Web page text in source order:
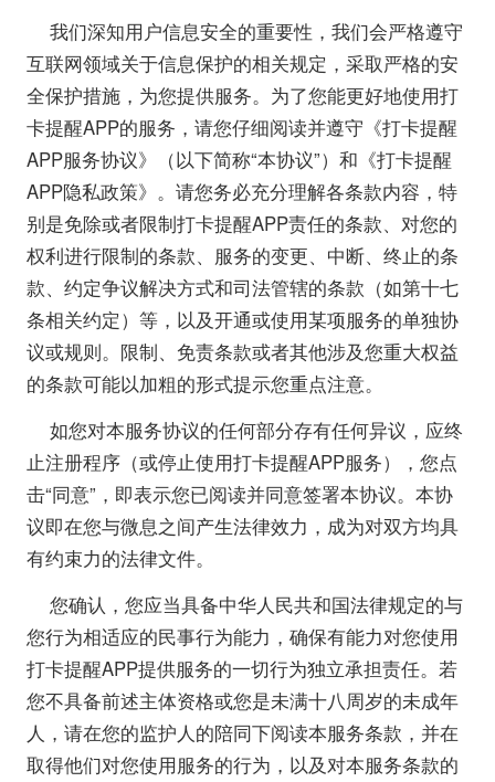
我们深知用户信息安全的重要性，我们会严格遵守
互联网领域关于信息保护的相关规定，采取严格的安
全保护措施，为您提供服务。为了您能更好地使用打
卡提醒APP的服务，请您仔细阅读并遵守《打卡提醒
APP服务协议》（以下简称“本协议”）和《打卡提醒
APP隐私政策》。请您务必充分理解各条款内容，特
别是免除或者限制打卡提醒APP责任的条款、对您的
权利进行限制的条款、服务的变更、中断、终止的条
款、约定争议解决方式和司法管辖的条款（如第十七
条相关约定）等，以及开通或使用某项服务的单独协
议或规则。限制、免责条款或者其他涉及您重大权益
的条款可能以加粗的形式提示您重点注意。
如您对本服务协议的任何部分存有任何异议，应终
止注册程序（或停止使用打卡提醒APP服务），您点
击“同意”，即表示您已阅读并同意签署本协议。本协
议即在您与微息之间产生法律效力，成为对双方均具
有约束力的法律文件。
您确认，您应当具备中华人民共和国法律规定的与
您行为相适应的民事行为能力，确保有能力对您使用
打卡提醒APP提供服务的一切行为独立承担责任。若
您不具备前述主体资格或您是未满十八周岁的未成年
人，请在您的监护人的陪同下阅读本服务条款，并在
取得他们对您使用服务的行为，以及对本服务条款的